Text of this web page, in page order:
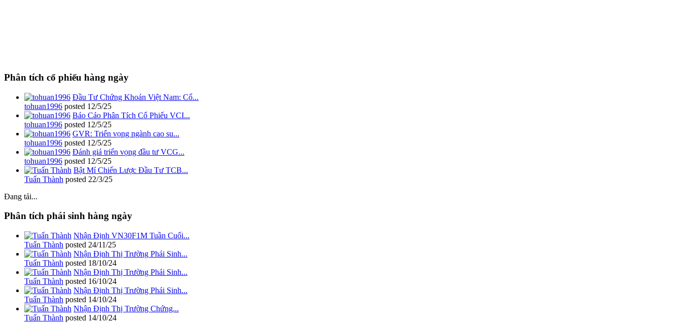
Phân tích cổ phiếu hàng ngày
Đầu Tư Chứng Khoán Việt Nam: Cổ...
tohuan1996 posted 12/5/25
Báo Cáo Phân Tích Cổ Phiếu VCI...
tohuan1996 posted 12/5/25
GVR: Triển vọng ngành cao su...
tohuan1996 posted 12/5/25
Đánh giá triển vọng đầu tư VCG...
tohuan1996 posted 12/5/25
Bật Mí Chiến Lược Đầu Tư TCB...
Tuấn Thành posted 22/3/25
Đang tải...
Phân tích phái sinh hàng ngày
Nhận Định VN30F1M Tuần Cuối...
Tuấn Thành posted 24/11/25
Nhận Định Thị Trường Phái Sinh...
Tuấn Thành posted 18/10/24
Nhận Định Thị Trường Phái Sinh...
Tuấn Thành posted 16/10/24
Nhận Định Thị Trường Phái Sinh...
Tuấn Thành posted 14/10/24
Nhận Định Thị Trường Chứng...
Tuấn Thành posted 14/10/24